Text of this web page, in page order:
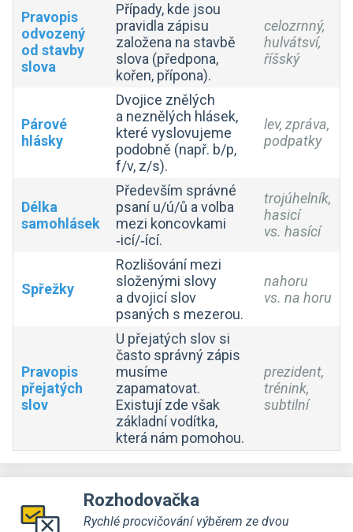
Pravopis
odvozený
od stavby
slova
Případy, kde jsou
pravidla zápisu
založena na stavbě
slova (předpona,
kořen, přípona).
celozrnný,
hulvátsví,
říšský
Párové
hlásky
Dvojice znělých
a neznělých hlásek,
které vyslovujeme
podobně (např. b/p,
f/v, z/s).
lev, zpráva,
podpatky
Délka
samohlásek
Především správné
psaní u/ú/ů a volba
mezi koncovkami
‑icí/‑ící.
trojúhelník,
hasicí
vs. hasící
Spřežky
Rozlišování mezi
složenými slovy
a dvojicí slov
psaných s mezerou.
nahoru
vs. na horu
Pravopis
přejatých
slov
U přejatých slov si
často správný zápis
musíme
zapamatovat.
Existují zde však
základní vodítka,
která nám pomohou.
prezident,
trénink,
subtilní
Rozhodovačka
Rychlé procvičování výběrem ze dvou